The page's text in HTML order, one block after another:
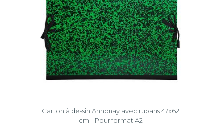
Carton à dessin Annonay avec rubans 47x62
cm - Pour format A2